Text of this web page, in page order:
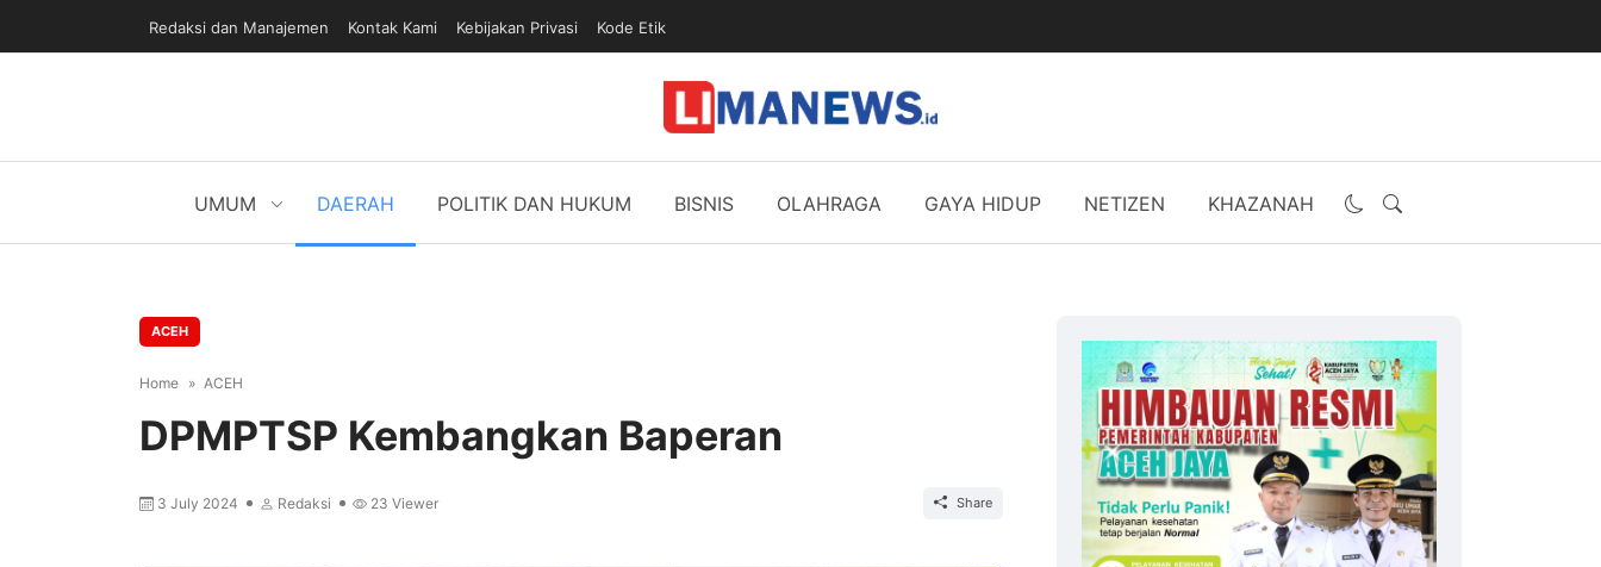
Redaksi dan Manajemen Kontak Kami Kebijakan Privasi Kode Etik
UMUM DAERAH POLITIK DAN HUKUM BISNIS OLAHRAGA GAYA HIDUP NETIZEN KHAZANAH
ACEH
Home ACEH
DPMPTSP Kembangkan Baperan
3 July 2024 Redaksi 23 Viewer Share